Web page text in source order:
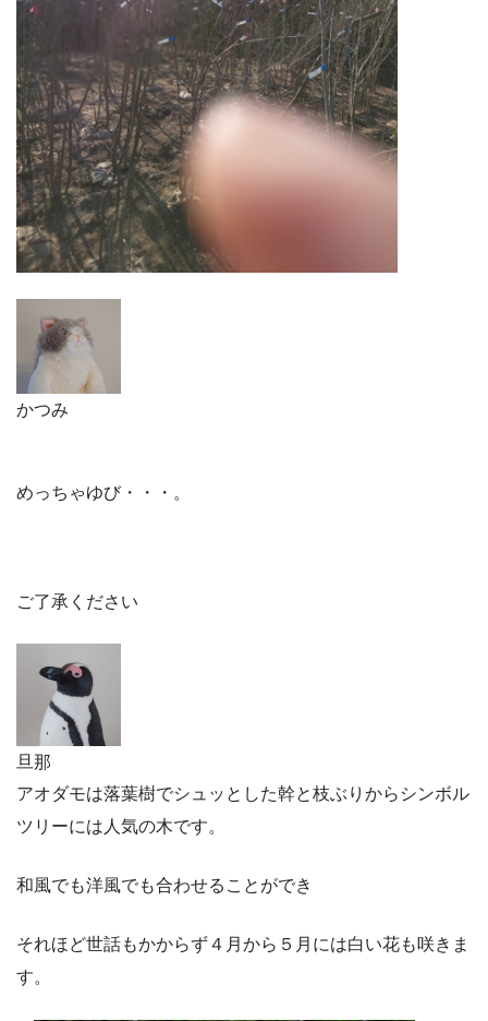
かつみ
めっちゃゆび・・・。
ご了承ください
旦那
アオダモは落葉樹でシュッとした幹と枝ぶりからシンボル
ツリーには人気の木です。
和風でも洋風でも合わせることができ
それほど世話もかからず４月から５月には白い花も咲きま
す。